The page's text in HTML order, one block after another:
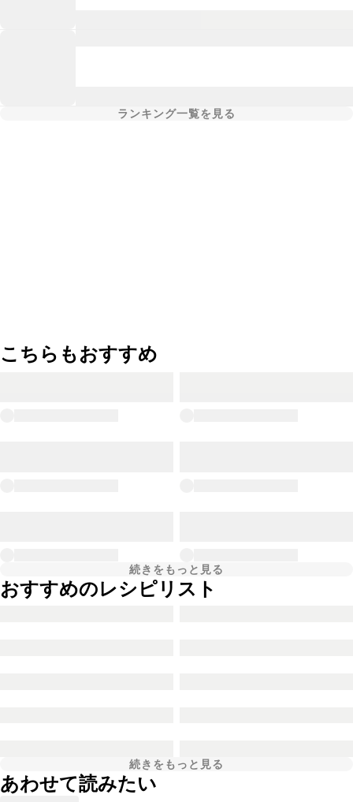
ランキング一覧を見る
こちらもおすすめ
続きをもっと見る
おすすめのレシピリスト
続きをもっと見る
あわせて読みたい